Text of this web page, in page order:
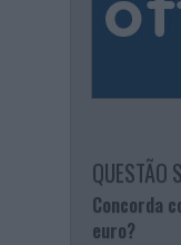
QUESTÃO
Concorda
euro?